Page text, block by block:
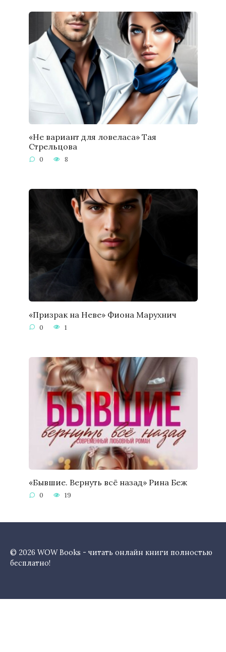
«Не вариант для ловеласа» Тая
Стрельцова
0 8
«Призрак на Неве» Фиона Марухнич
0 1
«Бывшие. Вернуть всё назад» Рина Беж
0 19
© 2026 WOW Books - читать онлайн книги полностью
бесплатно!